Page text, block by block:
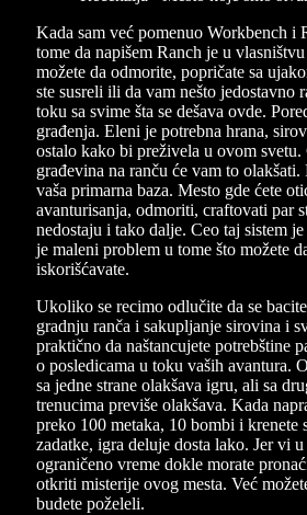
Kada sam već pomenuo Workbench i
tome da napišem Ranch je u
možete da odmorite, popričate sa
ste susreli ili da vam nešto jedostavno
toku sa svime šta se dešava ovde.
građenja. Eleni je potrebna hrana,
ostalo kako bi preživela u ovom
građevina na ranču će vam to
vaša primarna baza. Mesto gde ćete
avanturisanja, odmoriti, craftovati par
nedostaju i tako dalje. Ceo taj sistem
je maleni problem u tome što možete
iskorišćavate.
Ukoliko se recimo odlučite da se
gradnju ranča i sakupljanje sirovina i
praktično da naštancujete potrebštine
o posledicama u toku vaših avantura.
sa jedne strane olakšava igru, ali sa
trenucima previše olakšava. Kada
preko 100 metaka, 10 bombi i krenete
zadatke, igra deluje dosta lako. Jer vi
ograničeno vreme dokle morate
otkriti misterije ovog mesta. Već
budete poželeli.